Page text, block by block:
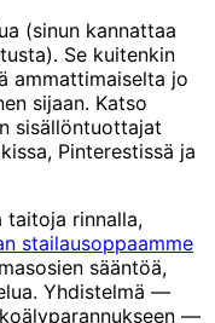
(sinun kannattaa
Se kuitenkin
ammattimaiselta jo
sijaan. Katso
sisällöntuottajat
Pinterestissä ja
taitoja rinnalla,
stailausoppaamme
sääntöä,
Yhdistelmä —
—